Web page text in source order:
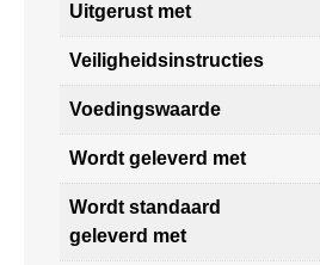
Uitgerust met
Veiligheidsinstructies
Voedingswaarde
Wordt geleverd met
Wordt standaard
geleverd met